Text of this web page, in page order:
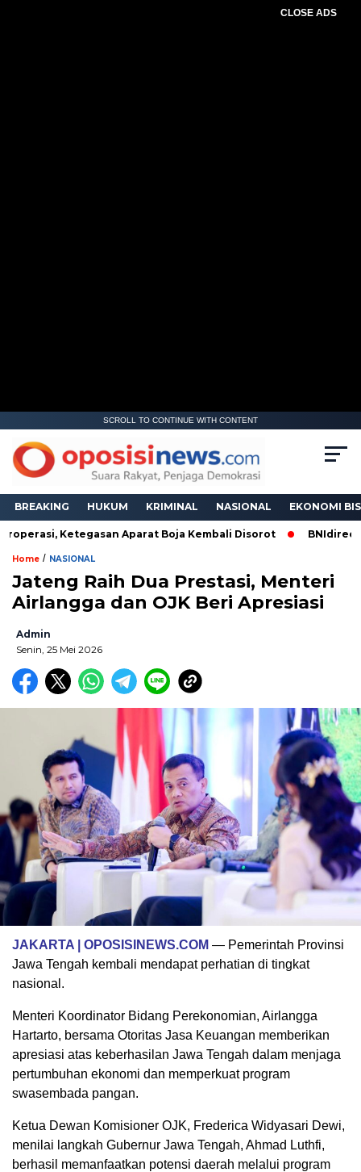
CLOSE ADS
SCROLL TO CONTINUE WITH CONTENT
BREAKING HUKUM KRIMINAL NASIONAL EKONOMI
Ketegasan Aparat Boja Kembali Disorot BNIdirect
Home / NASIONAL
Jateng Raih Dua Prestasi, Menteri
Airlangga dan OJK Beri Apresiasi
Admin
Senin, 25 Mei 2026
JAKARTA | OPOSISINEWS.COM — Pemerintah Provinsi
Jawa Tengah kembali mendapat perhatian di tingkat
nasional.
Menteri Koordinator Bidang Perekonomian, Airlangga
Hartarto, bersama Otoritas Jasa Keuangan memberikan
apresiasi atas keberhasilan Jawa Tengah dalam menjaga
pertumbuhan ekonomi dan memperkuat program
swasembada pangan.
Ketua Dewan Komisioner OJK, Frederica Widyasari Dewi,
menilai langkah Gubernur Jawa Tengah, Ahmad Luthfi,
berhasil memanfaatkan potensi daerah melalui program